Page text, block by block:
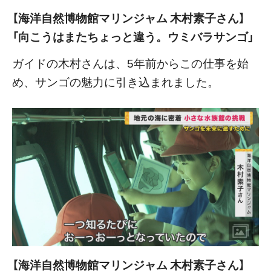
【海洋自然博物館マリンジャム 木村素子さん】
「向こうはまたちょっと違う。ウミバラサンゴ」
ガイドの木村さんは、5年前からこの仕事を始
め、サンゴの魅力に引き込まれました。
【海洋自然博物館マリンジャム 木村素子さん】